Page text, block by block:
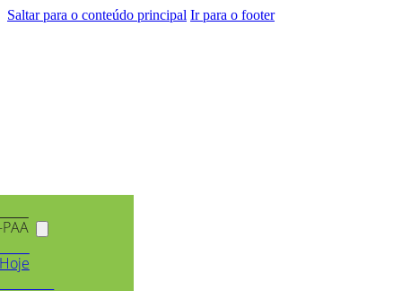
Saltar para o conteúdo principal Ir para o footer